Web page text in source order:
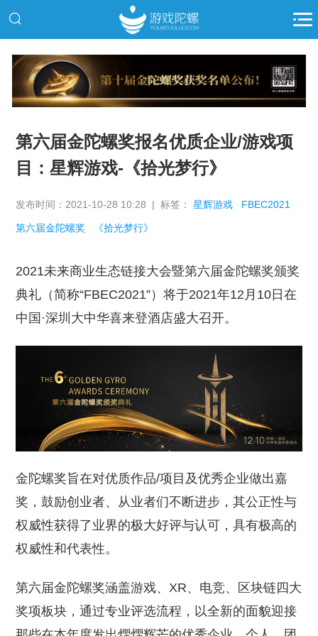
推广
第六届金陀螺奖报名优质企业/游戏项
目：星辉游戏-《拾光梦行》
发布时间：2021-10-28 10:28 | 标签：星辉游戏 FBEC2021
第六届金陀螺奖 《拾光梦行》
2021未来商业生态链接大会暨第六届金陀螺奖颁奖
典礼（简称“FBEC2021”）将于2021年12月10日在
中国·深圳大中华喜来登酒店盛大召开。
金陀螺奖旨在对优质作品/项目及优秀企业做出嘉
奖，鼓励创业者、从业者们不断进步，其公正性与
权威性获得了业界的极大好评与认可，具有极高的
权威性和代表性。
第六届金陀螺奖涵盖游戏、XR、电竞、区块链四大
奖项板块，通过专业评选流程，以全新的面貌迎接